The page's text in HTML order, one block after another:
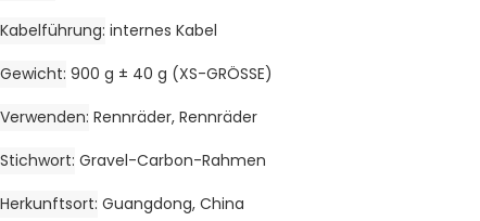
Kabelführung internes Kabel
Gewicht 900 g ± 40 g (XS-GRÖSSE)
Verwenden Rennräder, Rennräder
Stichwort Gravel-Carbon-Rahmen
Herkunftsort Guangdong, China